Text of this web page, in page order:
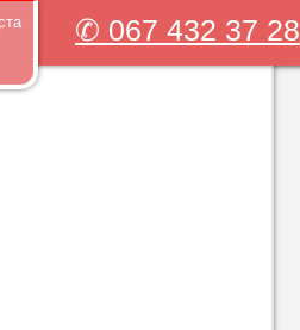
✆ 067 432 37 28